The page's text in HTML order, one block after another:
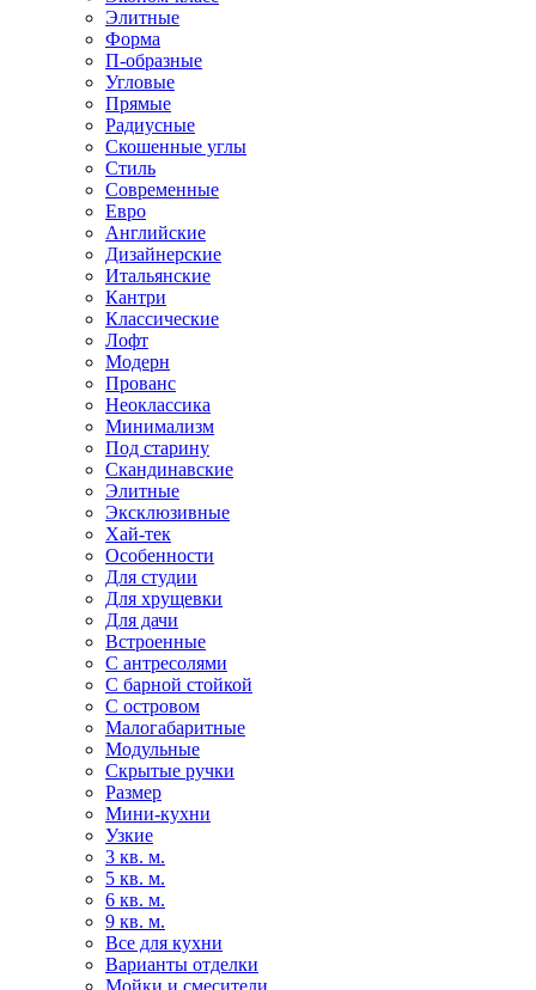
Элитные
Форма
П-образные
Угловые
Прямые
Радиусные
Скошенные углы
Стиль
Современные
Евро
Английские
Дизайнерские
Итальянские
Кантри
Классические
Лофт
Модерн
Прованс
Неоклассика
Минимализм
Под старину
Скандинавские
Элитные
Эксклюзивные
Хай-тек
Особенности
Для студии
Для хрущевки
Для дачи
Встроенные
С антресолями
С барной стойкой
С островом
Малогабаритные
Модульные
Скрытые ручки
Размер
Мини-кухни
Узкие
3 кв. м.
5 кв. м.
6 кв. м.
9 кв. м.
Все для кухни
Варианты отделки
Мойки и смесители